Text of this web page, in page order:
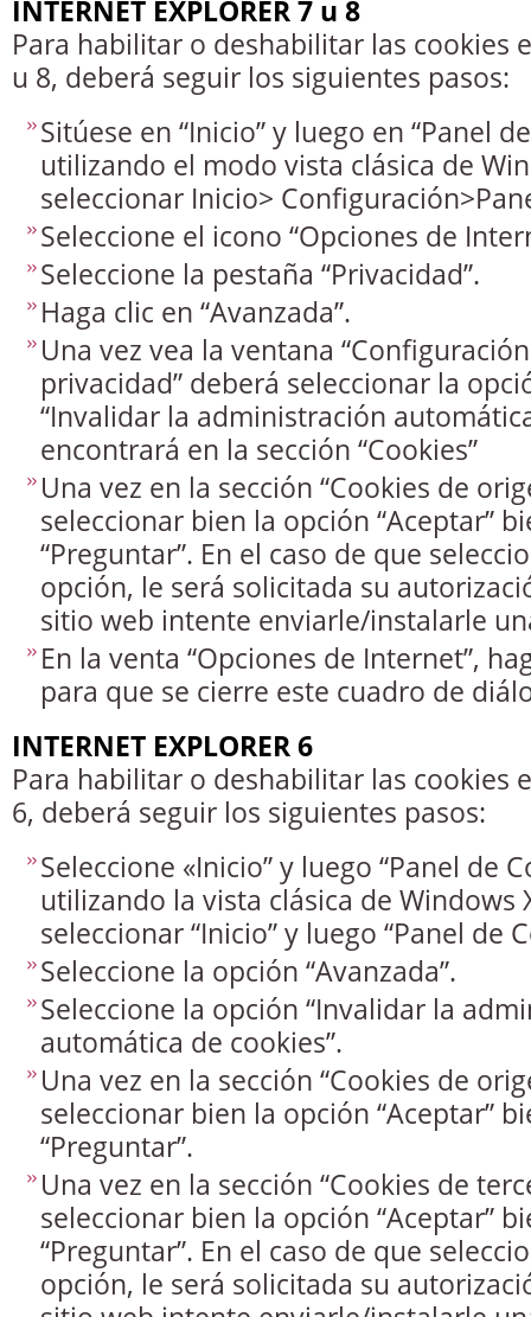
INTERNET EXPLORER 7 u 8
Para habilitar o deshabilitar las cookies
u 8, deberá seguir los siguientes pasos:
Sitúese en “Inicio” y luego en “Panel
utilizando el modo vista clásica de
seleccionar Inicio>
Seleccione el icono “Opciones de
Seleccione la pestaña “Privacidad”.
Haga clic en “Avanzada”.
Una vez vea la ventana
privacidad” deberá seleccionar la
“Invalidar la administración
encontrará en la sección “Cookies”
Una vez en la sección “Cookies de
seleccionar bien la opción “Aceptar”
“Preguntar”. En el caso de que
opción, le será solicitada su
sitio web intente enviarle/instalarle
En la venta “Opciones de Internet”,
para que se cierre este cuadro de
INTERNET EXPLORER 6
Para habilitar o deshabilitar las cookies
6, deberá seguir los siguientes pasos:
Seleccione «Inicio” y luego “Panel de
utilizando la vista clásica de Windows
seleccionar “Inicio” y luego “Panel de
Seleccione la opción “Avanzada”.
Seleccione la opción “Invalidar la
automática de cookies”.
Una vez en la sección “Cookies de
seleccionar bien la opción “Aceptar”
“Preguntar”.
Una vez en la sección “Cookies de
seleccionar bien la opción “Aceptar”
“Preguntar”. En el caso de que
opción, le será solicitada su